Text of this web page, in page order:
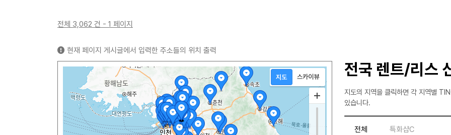
전체 3,062 건 - 1 페이지
현재 페이지 게시글에서 입력한 주소들의 위치 출력
전국 렌트/리스
지도의 지역을 클릭하면 각 지역별
있습니다.
전체 특화샵C